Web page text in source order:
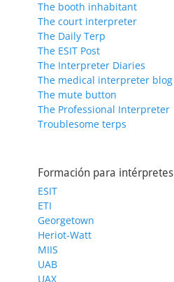
The booth inhabitant
The court interpreter
The Daily Terp
The ESIT Post
The Interpreter Diaries
The medical interpreter blog
The mute button
The Professional Interpreter
Troublesome terps
Formación para intérpretes
ESIT
ETI
Georgetown
Heriot-Watt
MIIS
UAB
UAX